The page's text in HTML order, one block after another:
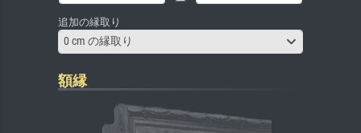
追加の縁取り
0 cm の縁取り
額縁